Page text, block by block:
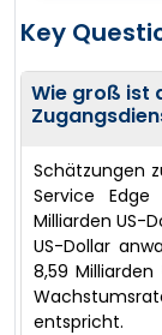
Key
Wie groß ist
Schätzungen
Service
Milliarden US-
US-Dollar
8,59
entspricht.